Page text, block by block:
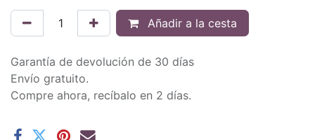
Añadir a la cesta
Garantía de devolución de 30 días
Envío gratuito.
Compre ahora, recíbalo en 2 días.